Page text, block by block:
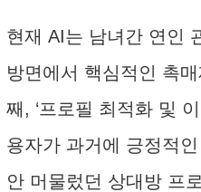
현재 AI는 남녀간 연인
방면에서 핵심적인 촉
째, ‘프로필 최적화 및
용자가 과거에 긍정적
안 머물렀던 상대방 프